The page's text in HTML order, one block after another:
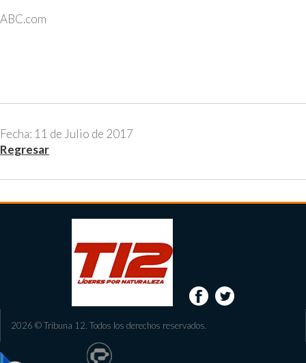
ABC.com
Fecha: 11 de Julio de 2017
Regresar
2026 © Tribuna 12. Todos los derechos reservados.